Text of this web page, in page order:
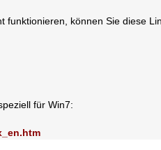
funktionieren, können Sie diese
für Win7: